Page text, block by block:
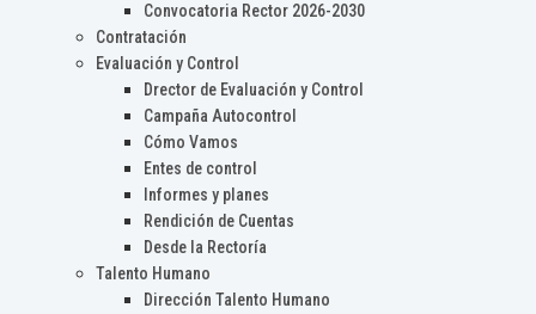
Convocatoria Rector 2026-2030
Contratación
Evaluación y Control
Drector de Evaluación y Control
Campaña Autocontrol
Cómo Vamos
Entes de control
Informes y planes
Rendición de Cuentas
Desde la Rectoría
Talento Humano
Dirección Talento Humano